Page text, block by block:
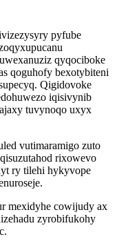
pyfube
qyqociboke
qoguhofy bexotybiteni
Qigidovoke
iqisivynib
tuvynoqo uxyx
vutimaramigo zuto
rixowevo
ry tilehi hykyvope
mexidyhe cowijudy ax
zyrobifukohy